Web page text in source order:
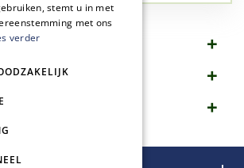
stemt u in met
met ons
verder